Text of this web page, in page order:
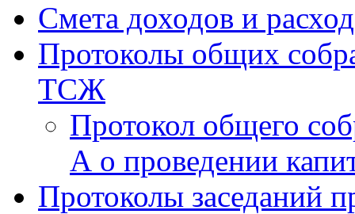
Смета доходов и
Протоколы общих
ТСЖ
Протокол общего
А о проведении
Протоколы заседаний